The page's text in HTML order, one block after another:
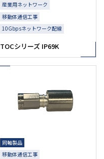
産業用ネットワーク
移動体通信工事
10Gbpsネットワーク配線
TOCシリーズ IP69K
同軸製品
移動体通信工事